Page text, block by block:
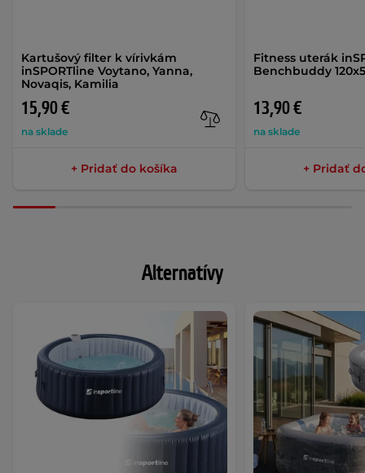
Kartušový filter k vírivkám
inSPORTline Voytano, Yanna,
Novaqis, Kamilia
15,90 €
na sklade
+ Pridať do košíka
Fitness uterák
Benchbuddy
13,90 €
na sklade
+ Pridať
Alternatívy